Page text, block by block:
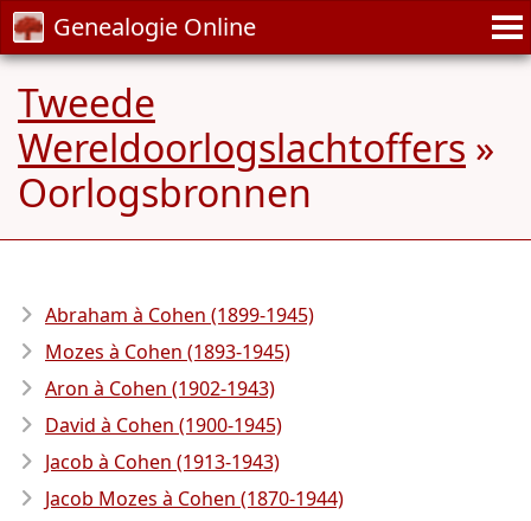
Genealogie Online
Tweede
Wereldoorlogslachtoffers »
Oorlogsbronnen
Abraham à Cohen (1899-1945)
Mozes à Cohen (1893-1945)
Aron à Cohen (1902-1943)
David à Cohen (1900-1945)
Jacob à Cohen (1913-1943)
Jacob Mozes à Cohen (1870-1944)